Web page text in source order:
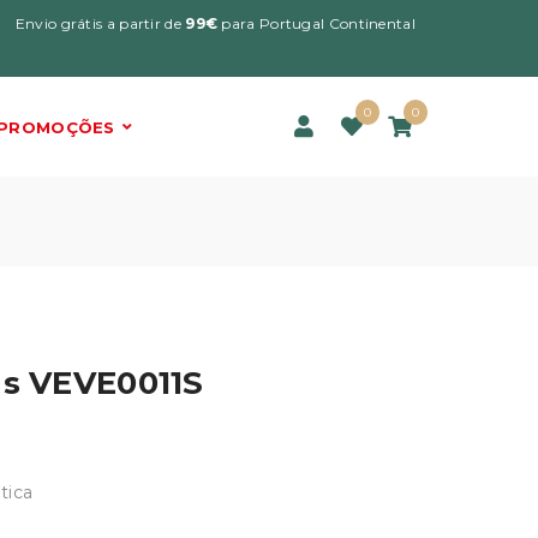
Envio grátis a partir de 99€ para Portugal Continental
0 0